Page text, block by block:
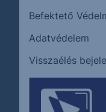
Befektető
Adatvédelem
Visszaélés